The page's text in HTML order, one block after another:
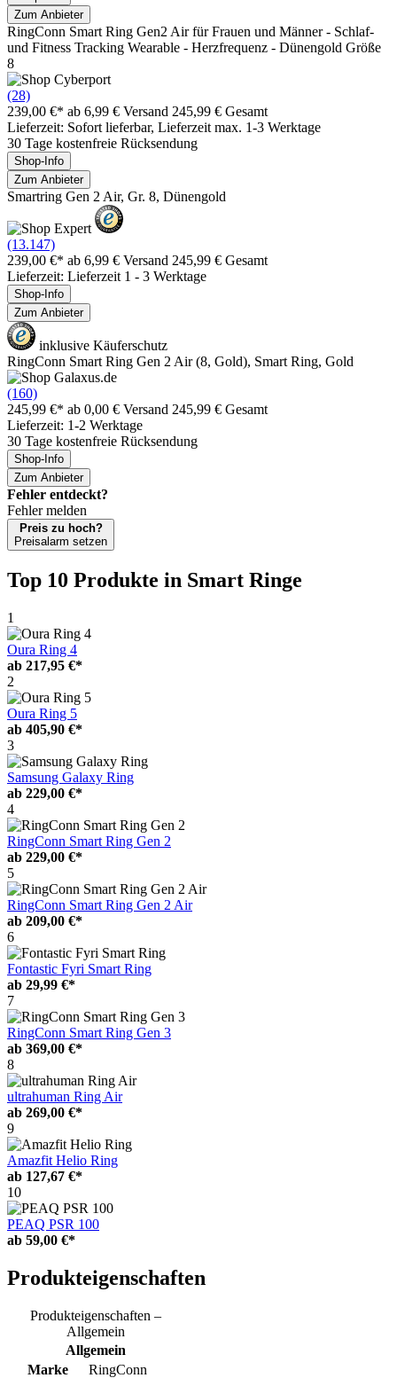
Zum Anbieter
RingConn Smart Ring Gen2 Air für Frauen und Männer - Schlaf-
und Fitness Tracking Wearable - Herzfrequenz - Dünengold Größe
8
(28)
239,00 €* ab 6,99 € Versand 245,99 € Gesamt
Lieferzeit: Sofort lieferbar, Lieferzeit max. 1-3 Werktage
30 Tage kostenfreie Rücksendung
Shop-Info
Zum Anbieter
Smartring Gen 2 Air, Gr. 8, Dünengold
(13.147)
239,00 €* ab 6,99 € Versand 245,99 € Gesamt
Lieferzeit: Lieferzeit 1 - 3 Werktage
Shop-Info
Zum Anbieter
inklusive Käuferschutz
RingConn Smart Ring Gen 2 Air (8, Gold), Smart Ring, Gold
(160)
245,99 €* ab 0,00 € Versand 245,99 € Gesamt
Lieferzeit: 1-2 Werktage
30 Tage kostenfreie Rücksendung
Shop-Info
Zum Anbieter
Fehler entdeckt?
Fehler melden
Preis zu hoch?
Preisalarm setzen
Top 10 Produkte in Smart Ringe
1
Oura Ring 4
ab 217,95 €*
2
Oura Ring 5
ab 405,90 €*
3
Samsung Galaxy Ring
ab 229,00 €*
4
RingConn Smart Ring Gen 2
ab 229,00 €*
5
RingConn Smart Ring Gen 2 Air
ab 209,00 €*
6
Fontastic Fyri Smart Ring
ab 29,99 €*
7
RingConn Smart Ring Gen 3
ab 369,00 €*
8
ultrahuman Ring Air
ab 269,00 €*
9
Amazfit Helio Ring
ab 127,67 €*
10
PEAQ PSR 100
ab 59,00 €*
Produkteigenschaften
Produkteigenschaften –
Allgemein
Allgemein
Marke
RingConn